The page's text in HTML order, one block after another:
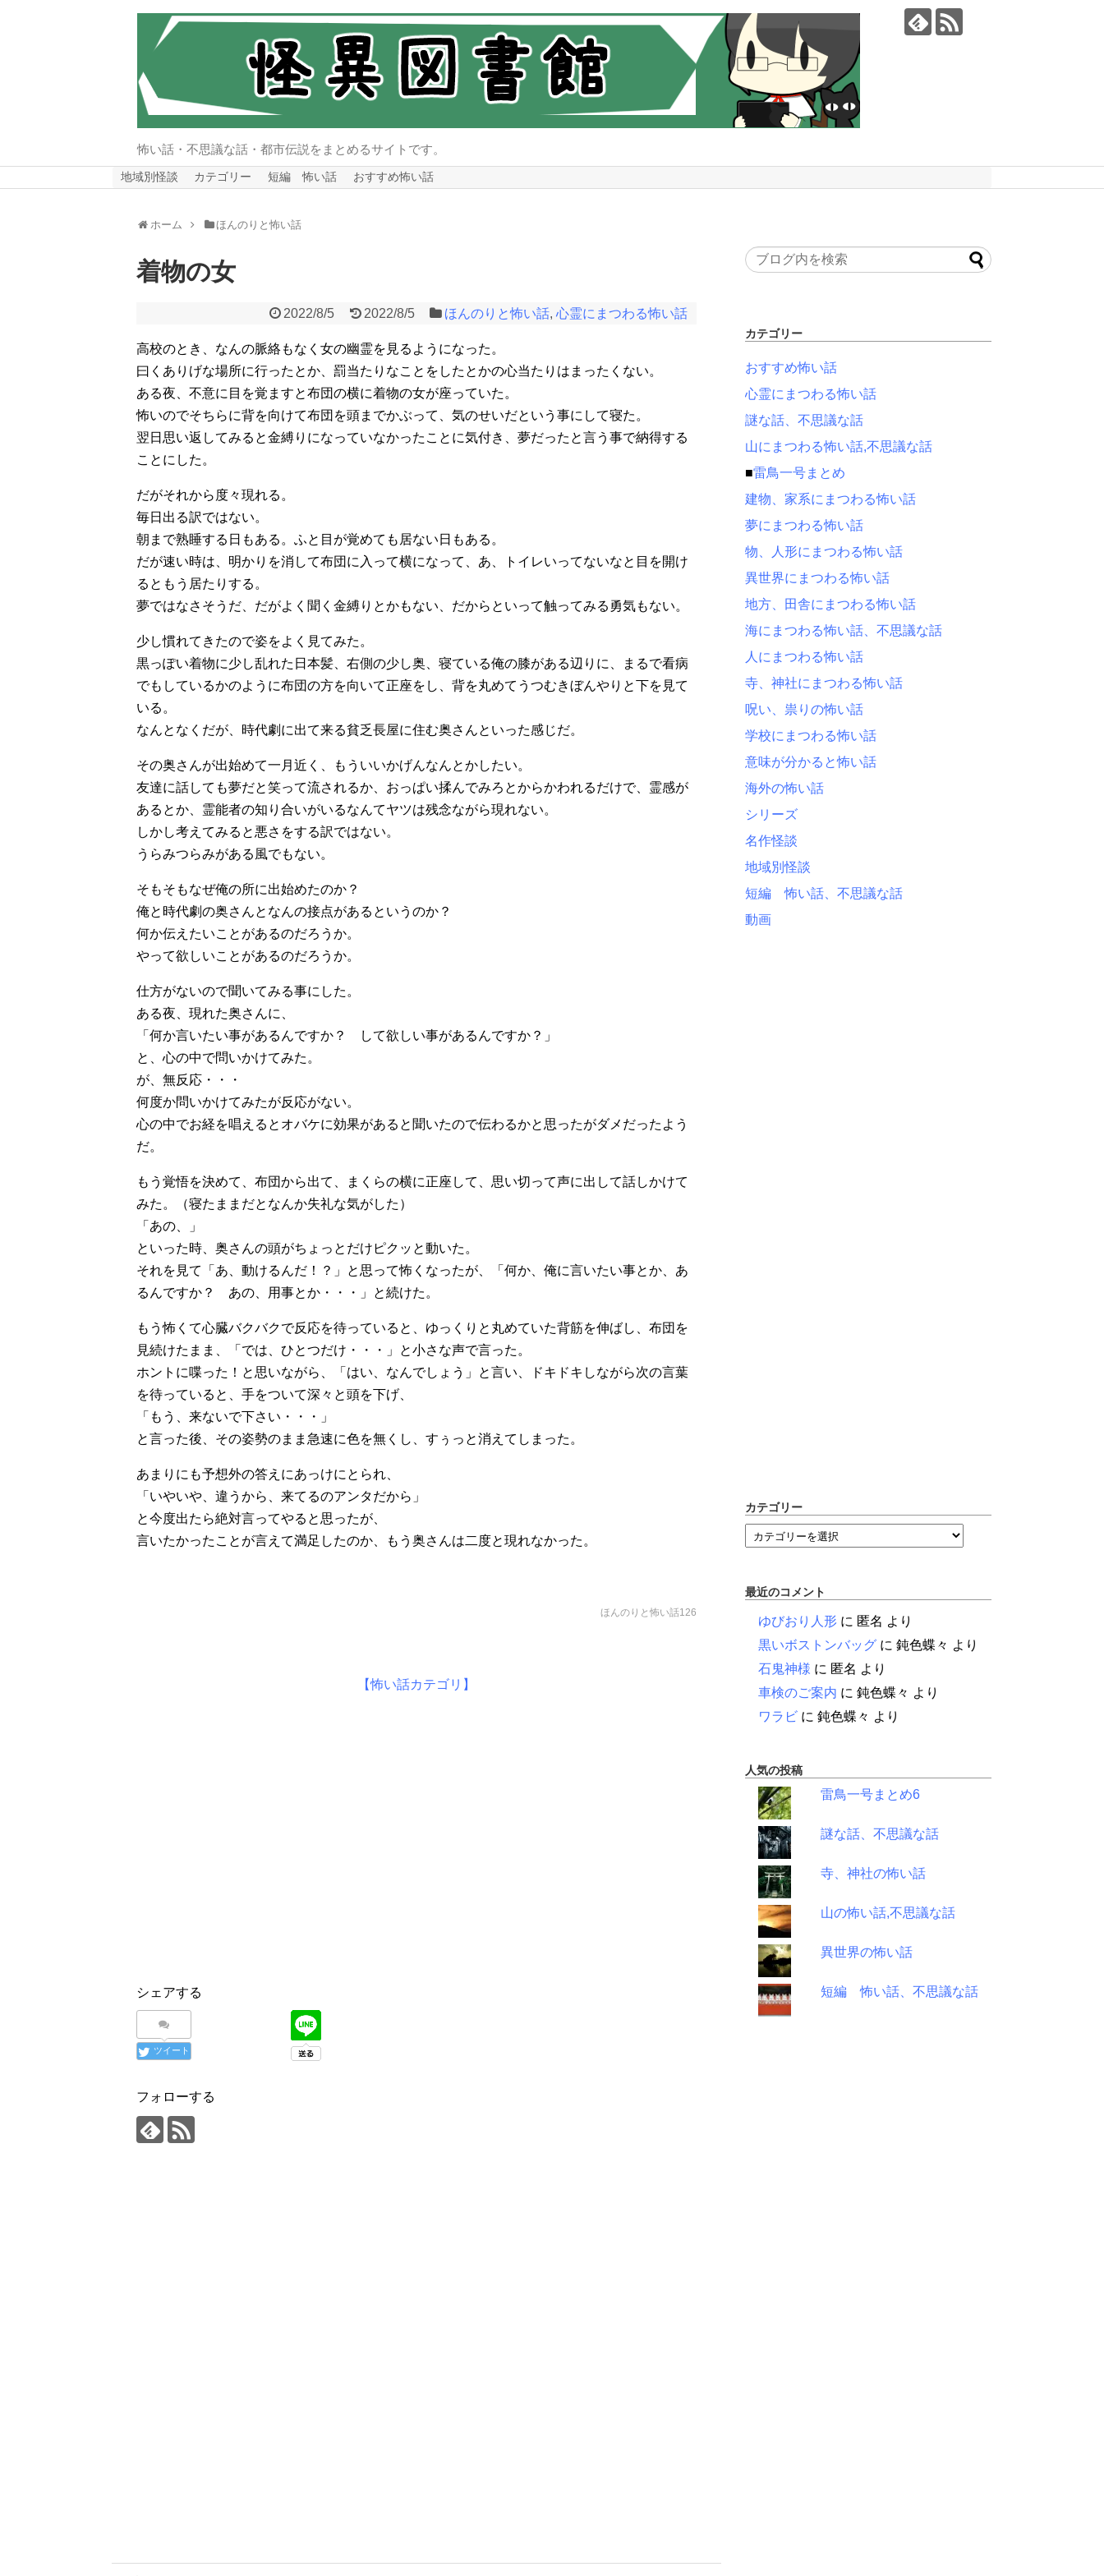
怖い話・不思議な話・都市伝説をまとめるサイトです。
地域別怪談 カテゴリー 短編 怖い話 おすすめ怖い話
ホーム ほんのりと怖い話
着物の女
2022/8/5 2022/8/5 ほんのりと怖い話, 心霊にまつわる怖い話
高校のとき、なんの脈絡もなく女の幽霊を見るようになった。
曰くありげな場所に行ったとか、罰当たりなことをしたとかの心当たりはまったくない。
ある夜、不意に目を覚ますと布団の横に着物の女が座っていた。
怖いのでそちらに背を向けて布団を頭までかぶって、気のせいだという事にして寝た。
翌日思い返してみると金縛りになっていなかったことに気付き、夢だったと言う事で納得する
ことにした。
だがそれから度々現れる。
毎日出る訳ではない。
朝まで熟睡する日もある。ふと目が覚めても居ない日もある。
だが速い時は、明かりを消して布団に入って横になって、あ、トイレいってないなと目を開け
るともう居たりする。
夢ではなさそうだ、だがよく聞く金縛りとかもない、だからといって触ってみる勇気もない。
少し慣れてきたので姿をよく見てみた。
黒っぽい着物に少し乱れた日本髪、右側の少し奥、寝ている俺の膝がある辺りに、まるで看病
でもしているかのように布団の方を向いて正座をし、背を丸めてうつむきぼんやりと下を見て
いる。
なんとなくだが、時代劇に出て来る貧乏長屋に住む奥さんといった感じだ。
その奥さんが出始めて一月近く、もういいかげんなんとかしたい。
友達に話しても夢だと笑って流されるか、おっぱい揉んでみろとからかわれるだけで、霊感が
あるとか、霊能者の知り合いがいるなんてヤツは残念ながら現れない。
しかし考えてみると悪さをする訳ではない。
うらみつらみがある風でもない。
そもそもなぜ俺の所に出始めたのか？
俺と時代劇の奥さんとなんの接点があるというのか？
何か伝えたいことがあるのだろうか。
やって欲しいことがあるのだろうか。
仕方がないので聞いてみる事にした。
ある夜、現れた奥さんに、
「何か言いたい事があるんですか？ して欲しい事があるんですか？」
と、心の中で問いかけてみた。
が、無反応・・・
何度か問いかけてみたが反応がない。
心の中でお経を唱えるとオバケに効果があると聞いたので伝わるかと思ったがダメだったよう
だ。
もう覚悟を決めて、布団から出て、まくらの横に正座して、思い切って声に出して話しかけて
みた。（寝たままだとなんか失礼な気がした）
「あの、」
といった時、奥さんの頭がちょっとだけピクッと動いた。
それを見て「あ、動けるんだ！？」と思って怖くなったが、「何か、俺に言いたい事とか、あ
るんですか？ あの、用事とか・・・」と続けた。
もう怖くて心臓バクバクで反応を待っていると、ゆっくりと丸めていた背筋を伸ばし、布団を
見続けたまま、「では、ひとつだけ・・・」と小さな声で言った。
ホントに喋った！と思いながら、「はい、なんでしょう」と言い、ドキドキしながら次の言葉
を待っていると、手をついて深々と頭を下げ、
「もう、来ないで下さい・・・」
と言った後、その姿勢のまま急速に色を無くし、すぅっと消えてしまった。
あまりにも予想外の答えにあっけにとられ、
「いやいや、違うから、来てるのアンタだから」
と今度出たら絶対言ってやると思ったが、
言いたかったことが言えて満足したのか、もう奥さんは二度と現れなかった。
ほんのりと怖い話126
【怖い話カテゴリ】
シェアする
ツイート
フォローする
カテゴリー
おすすめ怖い話
心霊にまつわる怖い話
謎な話、不思議な話
山にまつわる怖い話,不思議な話
■雷鳥一号まとめ
建物、家系にまつわる怖い話
夢にまつわる怖い話
物、人形にまつわる怖い話
異世界にまつわる怖い話
地方、田舎にまつわる怖い話
海にまつわる怖い話、不思議な話
人にまつわる怖い話
寺、神社にまつわる怖い話
呪い、祟りの怖い話
学校にまつわる怖い話
意味が分かると怖い話
海外の怖い話
シリーズ
名作怪談
地域別怪談
短編 怖い話、不思議な話
動画
カテゴリー
最近のコメント
ゆびおり人形 に 匿名 より
黒いボストンバッグ に 鈍色蝶々 より
石鬼神様 に 匿名 より
車検のご案内 に 鈍色蝶々 より
ワラビ に 鈍色蝶々 より
人気の投稿
雷鳥一号まとめ6
謎な話、不思議な話
寺、神社の怖い話
山の怖い話,不思議な話
異世界の怖い話
短編 怖い話、不思議な話